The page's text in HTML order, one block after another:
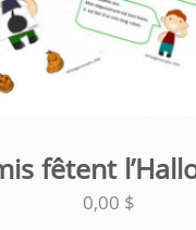
fêtent
0,00 $